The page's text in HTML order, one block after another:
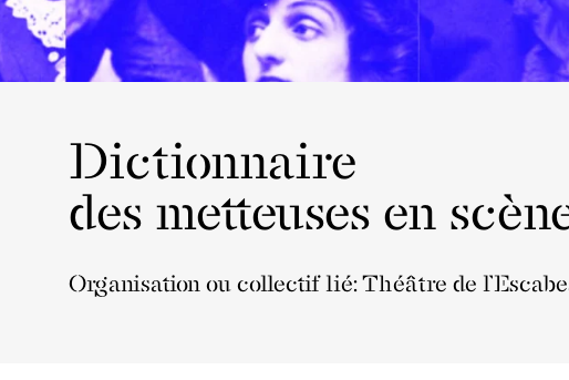
Dictionnaire
des metteuses en
Organisation ou collectif lié: Théâtre de